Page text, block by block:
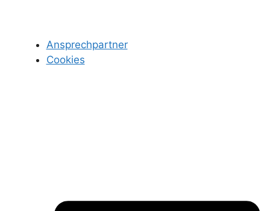
Ansprechpartner
Cookies